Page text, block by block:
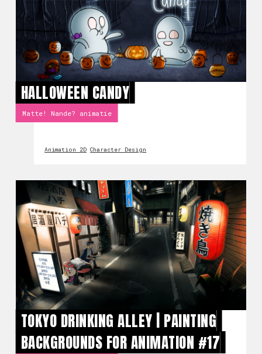
HALLOWEEN CANDY
Matte! Nande? animatie
Animation 2D Character Design
TOKYO DRINKING ALLEY | PAINTING
BACKGROUNDS FOR ANIMATION #17